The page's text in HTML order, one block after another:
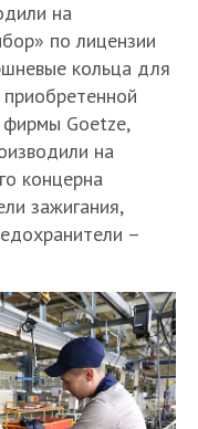
на
по лицензии
кольца для
фирмы Goetze,
на
концерна
зажигания,
–